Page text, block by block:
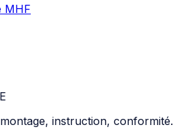
MHF
instruction, conformité.